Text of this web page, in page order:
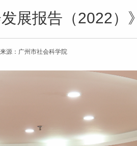
展报告（2022）
：广州市社会科学院